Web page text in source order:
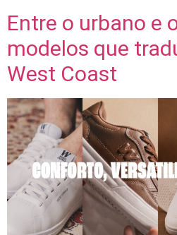
Entre o urbano e
modelos que
West Coast